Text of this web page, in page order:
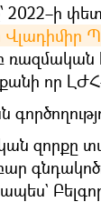
2022–ի
որ
զորքը